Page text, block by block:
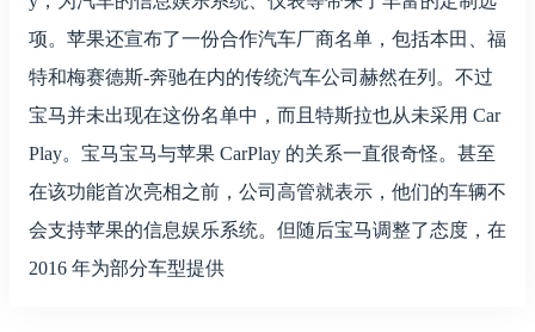
项。苹果还宣布了一份合作汽车厂商名单，包括本田、福
特和梅赛德斯-奔驰在内的传统汽车公司赫然在列。不过
宝马并未出现在这份名单中，而且特斯拉也从未采用 Car
Play。宝马宝马与苹果 CarPlay 的关系一直很奇怪。甚至
在该功能首次亮相之前，公司高管就表示，他们的车辆不
会支持苹果的信息娱乐系统。但随后宝马调整了态度，在
2016 年为部分车型提供